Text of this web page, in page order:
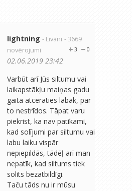
lightning - Līvāni - 3669
novērojumi
0
3
02.06.2019 23:42
Varbūt arī Jūs siltumu vai
laikapstākļu maiņas gadu
gaitā atceraties labāk, par
to nestrīdos. Tāpat varu
piekrist, ka nav patīkami,
kad solījumi par siltumu vai
labu laiku vispār
nepiepildās, tādēļ arī man
nepatīk, kad siltums tiek
solīts bezatbildīgi.
Taču tāds nu ir mūsu